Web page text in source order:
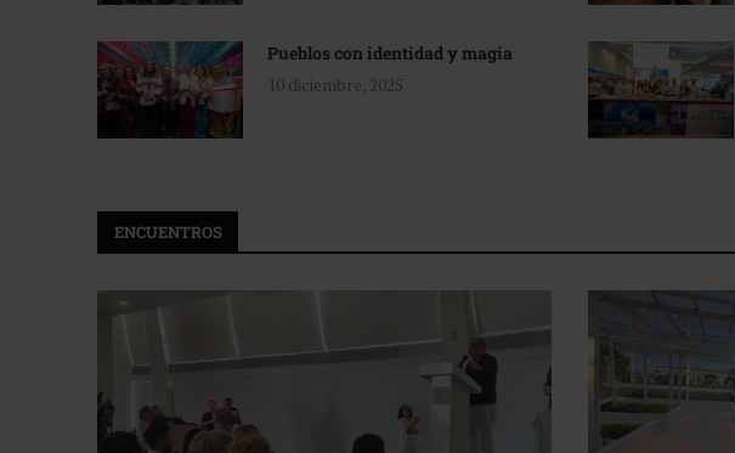
Pueblos con identidad y magia
10 diciembre, 2025
ENCUENTROS